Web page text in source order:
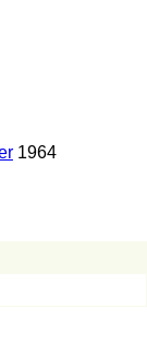
1964